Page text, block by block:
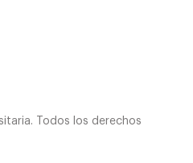
Todos los derechos